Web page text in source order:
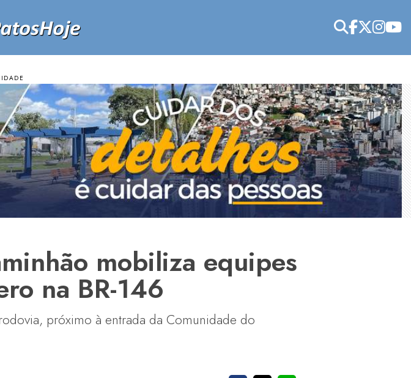
mobiliza equipes
na BR-146
próximo à entrada da Comunidade do